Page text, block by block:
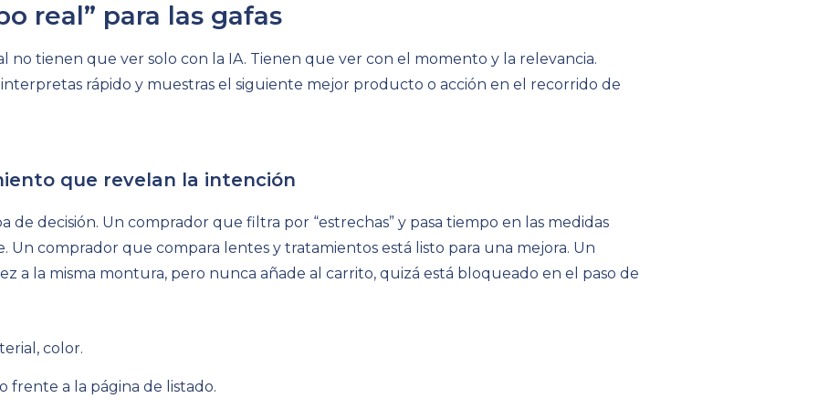
real” para las gafas
no tienen que ver solo con la IA. Tienen que ver con el momento y la relevancia.
interpretas rápido y muestras el siguiente mejor producto o acción en el recorrido de
que revelan la intención
decisión. Un comprador que filtra por “estrechas” y pasa tiempo en las medidas
Un comprador que compara lentes y tratamientos está listo para una mejora. Un
a la misma montura, pero nunca añade al carrito, quizá está bloqueado en el paso de
color.
frente a la página de listado.